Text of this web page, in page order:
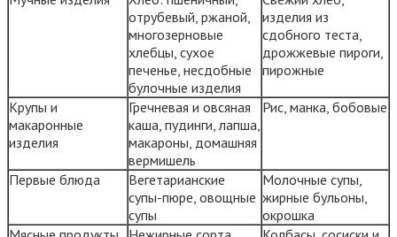
отрубевый, ржаной,
многозерновые
хлебцы, сухое
печенье, несдобные
булочные изделия
изделия из
сдобного теста,
дрожжевые пироги,
пирожные
Крупы и
макаронные
изделия
Гречневая и овсяная
каша, пудинги, лапша,
макароны, домашняя
вермишель
Рис, манка, бобовые
Первые блюда
Вегетарианские
супы-пюре, овощные
супы
Молочные супы,
жирные бульоны,
окрошка